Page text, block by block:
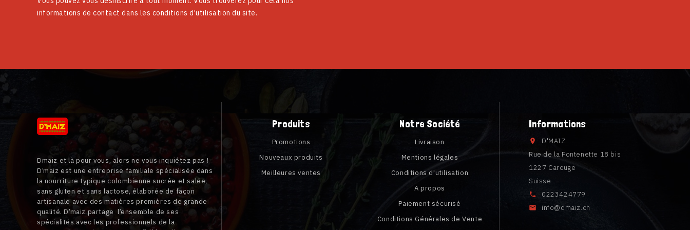
informations de contact dans les conditions d'utilisation du site.
Dmaiz et là pour vous, alors ne vous inquiétez pas !
D’maiz est une entreprise familiale spécialisée dans
la nourriture typique colombienne sucrée et salée,
sans gluten et sans lactose, élaborée de façon
artisanale avec des matières premières de grande
qualité. D’maiz partage l’ensemble de ses
spécialités avec les professionnels de la
Produits
Promotions
Nouveaux produits
Meilleures ventes
Notre Société
Livraison
Mentions légales
Conditions d'utilisation
A propos
Paiement sécurisé
Conditions Générales de Vente
Informations

D'MAIZ
Rue de la Fontenette 18 bis
1227 Carouge
Suisse
 0223424779
 info@dmaiz.ch